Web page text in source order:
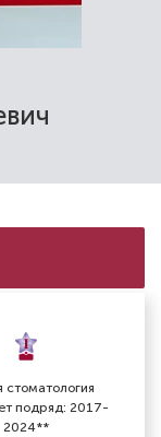
стоматология
подряд: 2017-
2024**